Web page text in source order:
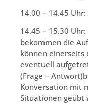
14.00 – 14.45
14.45 – 15.30
bekommen die
können einerseits
eventuell
(Frage –
Konversation mit
Situationen geübt